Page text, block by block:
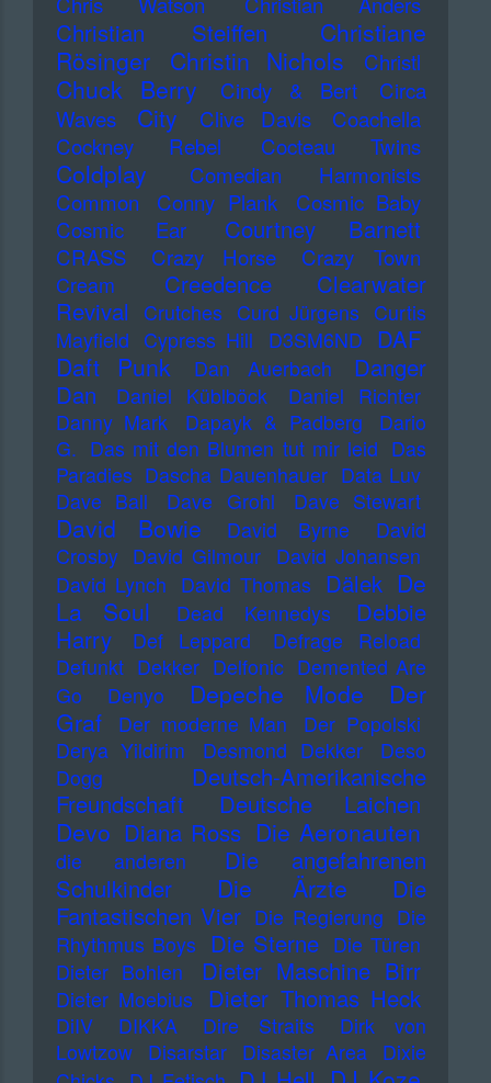
Christian Steiffen
Christiane
Rösinger
Christin Nichols Christl
Chuck Berry Cindy & Bert
Circa
Waves
City Clive Davis
Coachella
Cockney Rebel
Cocteau Twins
Coldplay
Comedian Harmonists
Common
Conny Plank
Cosmic Baby
Cosmic Ear
Courtney Barnett
CRASS Crazy Horse Crazy Town
Cream
Creedence Clearwater
Revival
Crutches Curd Jürgens Curtis
Mayfield Cypress Hill D3SM6ND DAF
Daft Punk Dan Auerbach
Danger
Dan
Daniel Küblböck
Daniel Richter
Danny Mark
Dapayk & Padberg
Dario
G. Das mit den Blumen tut mir leid Das
Paradies Dascha Dauenhauer Data Luv
Dave Ball
Dave Grohl Dave Stewart
David Bowie David Byrne
David
Crosby David Gilmour David Johansen
David Lynch David Thomas Dälek De
La Soul
Dead Kennedys
Debbie
Harry
Def Leppard
Defrage Reload
Defunkt Dekker Delfonic Demented Are
Go
Denyo Depeche Mode
Der
Graf
Der moderne Man
Der Popolski
Derya Yildirim
Desmond Dekker
Deso
Dogg
Deutsch-Amerikanische
Freundschaft
Deutsche Laichen
Devo Diana Ross Die Aeronauten
die anderen
Die angefahrenen
Schulkinder
Die Ärzte
Die
Fantastischen Vier Die Regierung Die
Rhythmus Boys Die Sterne Die Türen
Dieter Bohlen
Dieter Maschine Birr
Dieter Moebius Dieter Thomas Heck
DiIV DIKKA Dire Straits
Dirk von
Lowtzow
Disarstar Disaster Area
Dixie